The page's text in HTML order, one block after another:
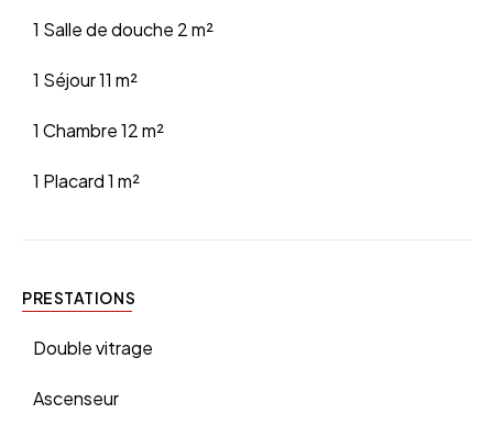
1 Salle de douche 2 m²
1 Séjour11 m²
1 Chambre12 m²
1 Placard1 m²
PRESTATIONS
Double vitrage
Ascenseur